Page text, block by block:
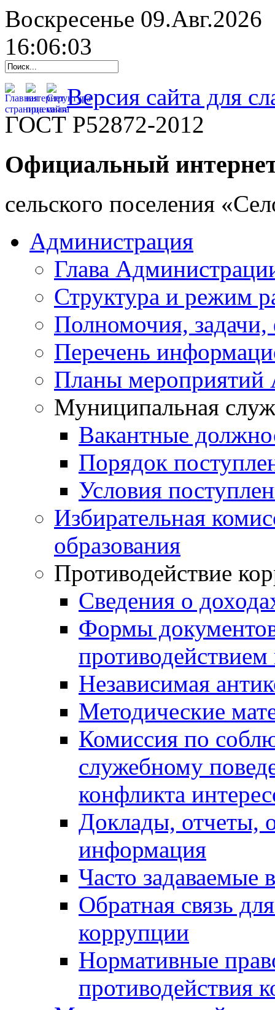
Воскресенье 09.Авг.2026
16:06:04
Версия сайта для
ГОСТ Р52872-2012
Официальный
cельского поселения
Администрация
Глава
Структура и режим
Полномочия,
Перечень
Планы мероприятий
Муниципальная
Вакантные
Порядок
Условия
Избирательная
образования
Противодействие
Сведения о
Формы
Независимая
Методические
Комиссия по
служебному
конфликта
Доклады, отчеты,
информация
Часто задаваемые
Обратная связь
коррупции
Нормативные
противодействия